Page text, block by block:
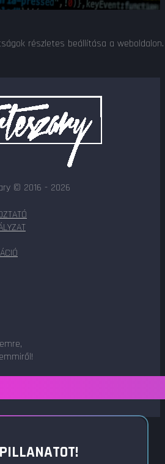
részletes beállítása a weboldalon.
© 2016 - 2026